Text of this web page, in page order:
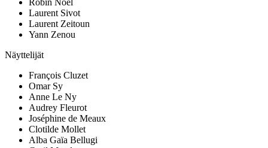
Robin Noel
Laurent Sivot
Laurent Zeitoun
Yann Zenou
Näyttelijät
François Cluzet
Omar Sy
Anne Le Ny
Audrey Fleurot
Joséphine de Meaux
Clotilde Mollet
Alba Gaïa Bellugi